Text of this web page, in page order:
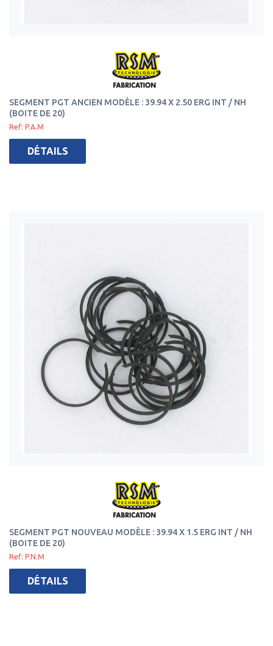
SEGMENT PGT ANCIEN MODÈLE : 39.94 X 2.50 ERG INT / NH
(BOITE DE 20)
Ref: P.A.M
DÉTAILS
SEGMENT PGT NOUVEAU MODÈLE : 39.94 X 1.5 ERG INT / NH
(BOITE DE 20)
Ref: P.N.M
DÉTAILS